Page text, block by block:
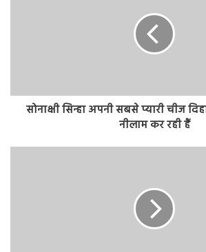
सोनाक्षी सिन्हा अपनी सबसे प्यारी चीज
नीलाम कर रही हैं